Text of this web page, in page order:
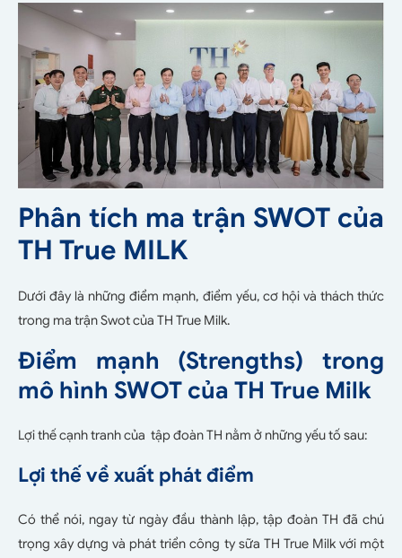
Phân tích ma trận SWOT của
TH True MILK
Dưới đây là những điểm mạnh, điểm yếu, cơ hội và thách thức
trong ma trận Swot của TH True Milk.
Điểm mạnh (Strengths) trong
mô hình SWOT của TH True Milk
Lợi thế cạnh tranh của tập đoàn TH nằm ở những yếu tố sau:
Lợi thế về xuất phát điểm
Có thể nói, ngay từ ngày đầu thành lập, tập đoàn TH đã chú
trọng xây dựng và phát triển công ty sữa TH True Milk với một